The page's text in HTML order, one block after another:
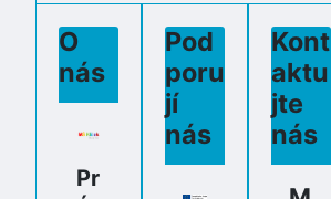
O
nás
Pr
Pod
poru
jí
nás
Kont
aktu
jte
nás